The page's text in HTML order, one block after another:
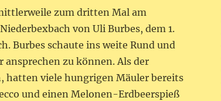
zum dritten Mal am
von Uli Burbes, dem 1.
Burbes schaute ins weite Rund und
zu können. Als der
hatten viele hungrigen Mäuler bereits
und einen Melonen-Erdbeerspieß